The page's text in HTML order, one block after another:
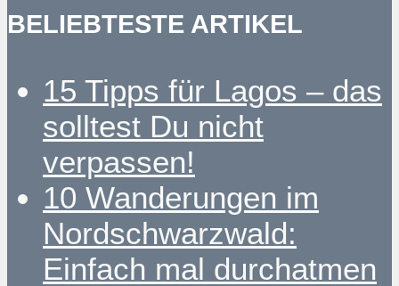
BELIEBTESTE ARTIKEL
15 Tipps für Lagos – das
solltest Du nicht
verpassen!
10 Wanderungen im
Nordschwarzwald:
Einfach mal durchatmen